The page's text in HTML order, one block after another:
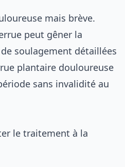
mais brève.
peut gêner la
soulagement détaillées
plantaire douloureuse
sans invalidité au
le traitement à la